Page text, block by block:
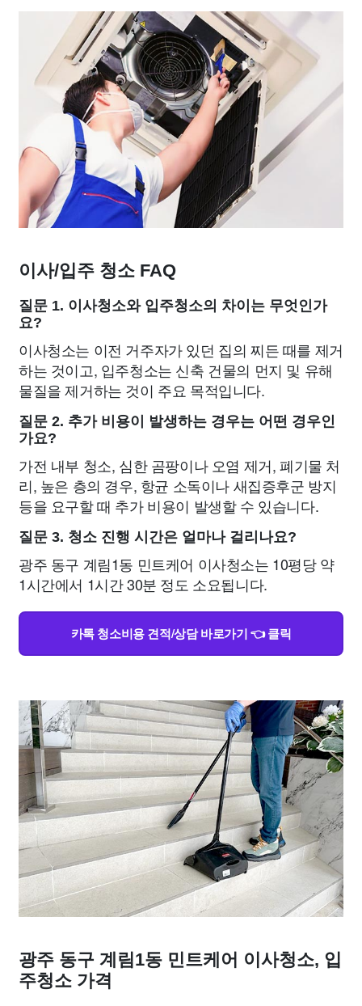
이사/입주 청소 FAQ
질문 1. 이사청소와 입주청소의 차이는 무엇인가
요?
이사청소는 이전 거주자가 있던 집의 찌든 때를 제거
하는 것이고, 입주청소는 신축 건물의 먼지 및 유해
물질을 제거하는 것이 주요 목적입니다.
질문 2. 추가 비용이 발생하는 경우는 어떤 경우인
가요?
가전 내부 청소, 심한 곰팡이나 오염 제거, 폐기물 처
리, 높은 층의 경우, 항균 소독이나 새집증후군 방지
등을 요구할 때 추가 비용이 발생할 수 있습니다.
질문 3. 청소 진행 시간은 얼마나 걸리나요?
광주 동구 계림1동 민트케어 이사청소는 10평당 약
1시간에서 1시간 30분 정도 소요됩니다.
카톡 청소비용 견적/상담 바로가기 👈 클릭
광주 동구 계림1동 민트케어 이사청소, 입
주청소 가격